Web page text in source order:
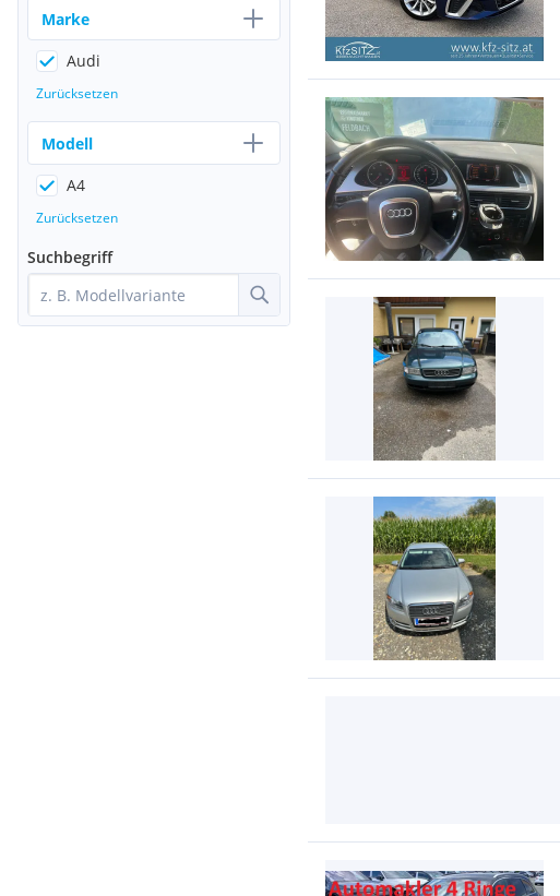
Marke
Audi
Zurücksetzen
Modell
A4
Zurücksetzen
Suchbegriff